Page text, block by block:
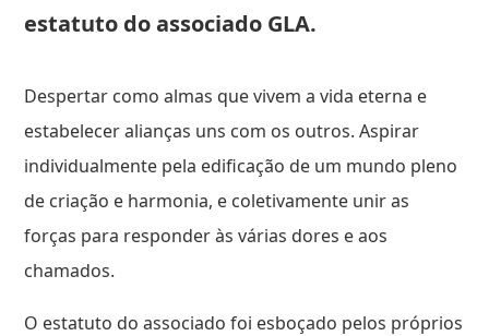
estatuto do associado GLA.
Despertar como almas que vivem a vida eterna e
estabelecer alianças uns com os outros. Aspirar
individualmente pela edificação de um mundo pleno
de criação e harmonia, e coletivamente unir as
forças para responder às várias dores e aos
chamados.
O estatuto do associado foi esboçado pelos próprios